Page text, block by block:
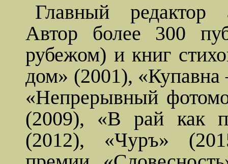
Главный редактор
Автор более 300
рубежом) и книг
дом» (2001), «Купавна
«Непрерывный
(2009), «В рай как
(2012), «Чуръ»